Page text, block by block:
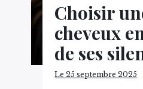
Choisir
cheveux
de ses
Le 25 septembre 2025